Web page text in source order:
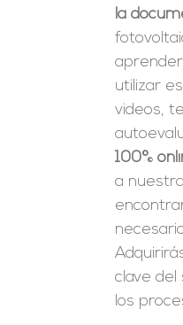
la
utilizar
videos,
100%
a
clave del
los